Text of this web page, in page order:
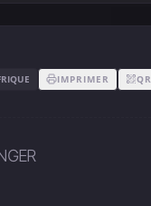
IMPRIMER QR